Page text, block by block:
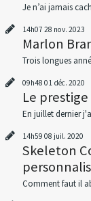
Je n’ai jamais
14h07 28 nov. 2023
Marlon
Trois longues
09h48 01 déc. 2020
Le
En juillet dernier
14h59 08 juil. 2020
Skeleton
Comment faut il